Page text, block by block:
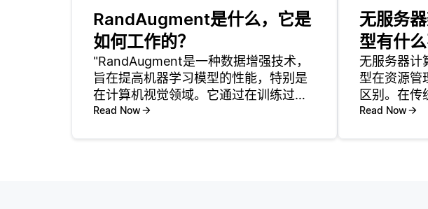
RandAugment是什么，它是
如何工作的？
"RandAugment是一种数据增强技术，
旨在提高机器学习模型的性能，特别是
在计算机视觉领域。它通过在训练过程
中对输入数据（如图像）施加一系列随
Read Now
无服务
型有什么
无服务器计
型在资源管
区别。在传
开发人员需
Read Now